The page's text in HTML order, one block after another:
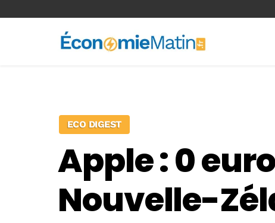
ECO DIGEST
Apple : 0
Nouvelle-